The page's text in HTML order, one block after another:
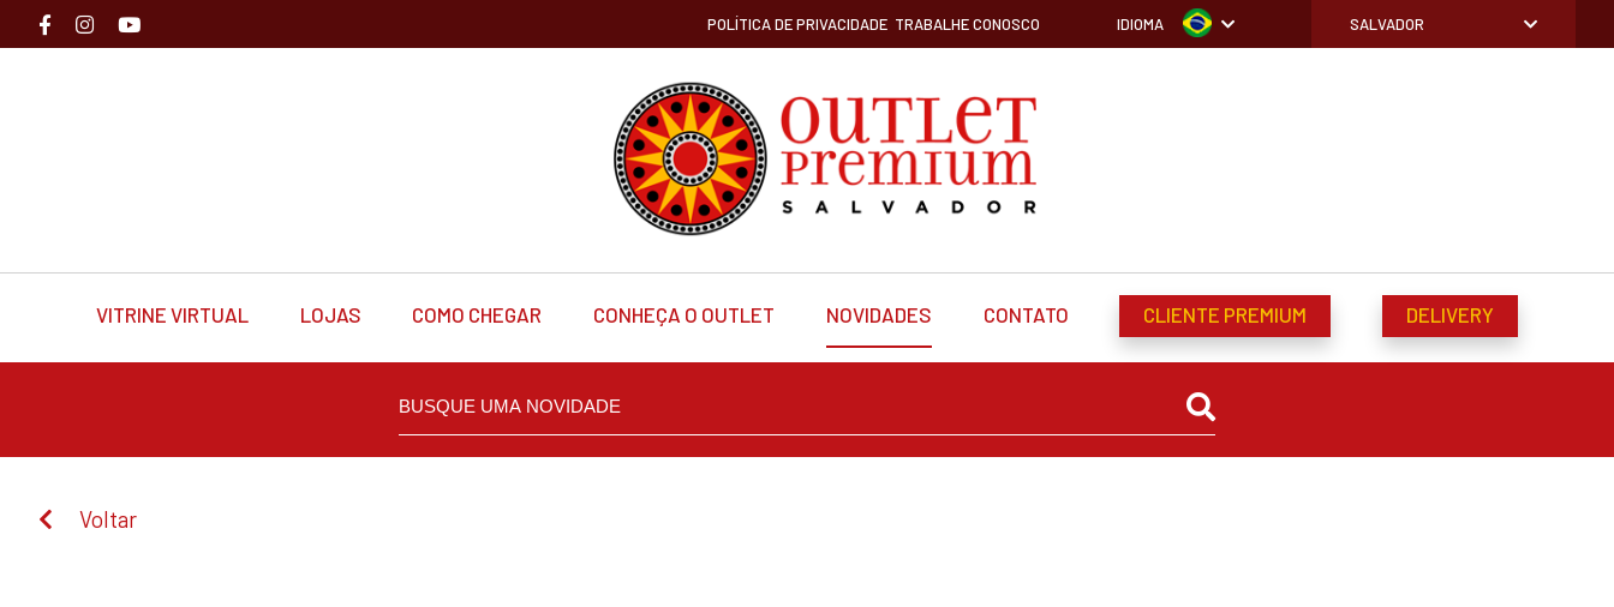
POLÍTICA DE PRIVACIDADE TRABALHE CONOSCO IDIOMA SALVADOR
VITRINE VIRTUAL LOJAS COMO CHEGAR CONHEÇA O OUTLET NOVIDADES CONTATO CLIENTE PREMIUM DELIVERY
Voltar